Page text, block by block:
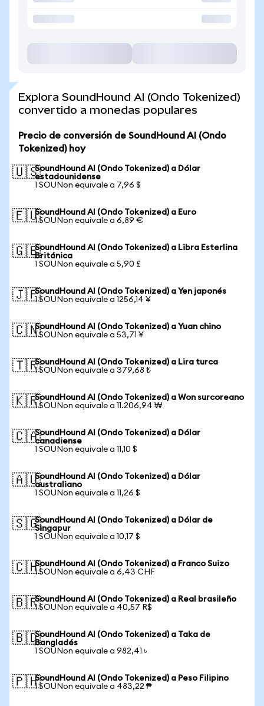
Explora SoundHound AI (Ondo Tokenized)
convertido a monedas populares
Precio de conversión de SoundHound AI (Ondo
Tokenized) hoy
🇺🇸SoundHound AI (Ondo Tokenized) a Dólar
estadounidense
1 SOUNon equivale a 7,96 $
🇪🇺SoundHound AI (Ondo Tokenized) a Euro
1 SOUNon equivale a 6,89 €
🇬🇧SoundHound AI (Ondo Tokenized) a Libra Esterlina
Británica
1 SOUNon equivale a 5,90 £
🇯🇵SoundHound AI (Ondo Tokenized) a Yen japonés
1 SOUNon equivale a 1256,14 ¥
🇨🇳SoundHound AI (Ondo Tokenized) a Yuan chino
1 SOUNon equivale a 53,71 ¥
🇹🇷SoundHound AI (Ondo Tokenized) a Lira turca
1 SOUNon equivale a 379,68 ₺
🇰🇷SoundHound AI (Ondo Tokenized) a Won surcoreano
1 SOUNon equivale a 11.206,94 ₩
🇨🇦SoundHound AI (Ondo Tokenized) a Dólar
canadiense
1 SOUNon equivale a 11,10 $
🇦🇺SoundHound AI (Ondo Tokenized) a Dólar
australiano
1 SOUNon equivale a 11,26 $
🇸🇬SoundHound AI (Ondo Tokenized) a Dólar de
Singapur
1 SOUNon equivale a 10,17 $
🇨🇭SoundHound AI (Ondo Tokenized) a Franco Suizo
1 SOUNon equivale a 6,43 CHF
🇧🇷SoundHound AI (Ondo Tokenized) a Real brasileño
1 SOUNon equivale a 40,57 R$
🇧🇩SoundHound AI (Ondo Tokenized) a Taka de
Bangladés
1 SOUNon equivale a 982,41 ৳
🇵🇭SoundHound AI (Ondo Tokenized) a Peso Filipino
1 SOUNon equivale a 483,22 ₱